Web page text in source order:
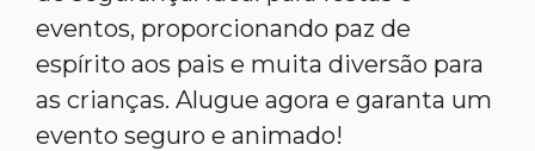
eventos, proporcionando paz de
espírito aos pais e muita diversão para
as crianças. Alugue agora e garanta um
evento seguro e animado!